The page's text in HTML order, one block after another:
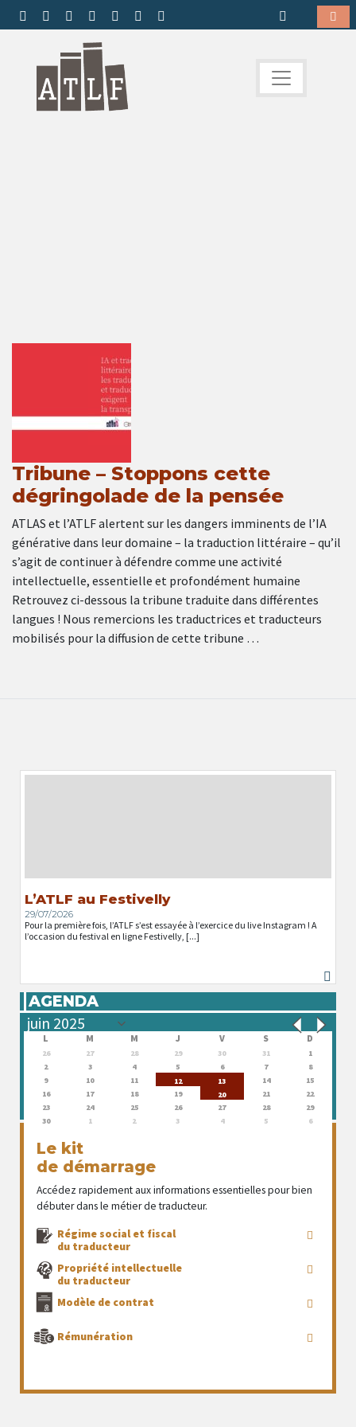
Tribune – Stoppons cette
dégringolade de la pensée
ATLAS et l’ATLF alertent sur les dangers imminents de l’IA
générative dans leur domaine – la traduction littéraire – qu’il
s’agit de continuer à défendre comme une activité
intellectuelle, essentielle et profondément humaine
Retrouvez ci-dessous la tribune traduite dans différentes
langues ! Nous remercions les traductrices et traducteurs
mobilisés pour la diffusion de cette tribune …
L’ATLF au Festivelly
29/07/2026
Pour la première fois, l’ATLF s’est essayée à l’exercice du live Instagram ! A
l’occasion du festival en ligne Festivelly, [...]
AGENDA
L M M J V S D
26 27 28 29 30 31
1
2
3 4 5 6 7
8
9
10 11 12 13 14
15
16
17 18 19 20 21
22
23
24 25 26 27 28
29
30
1 2 3 4 5 6
Le kit
de démarrage
Accédez rapidement aux informations essentielles pour bien
débuter dans le métier de traducteur.
Régime social et fiscal
du traducteur
Propriété intellectuelle
du traducteur
Modèle de contrat
Rémunération